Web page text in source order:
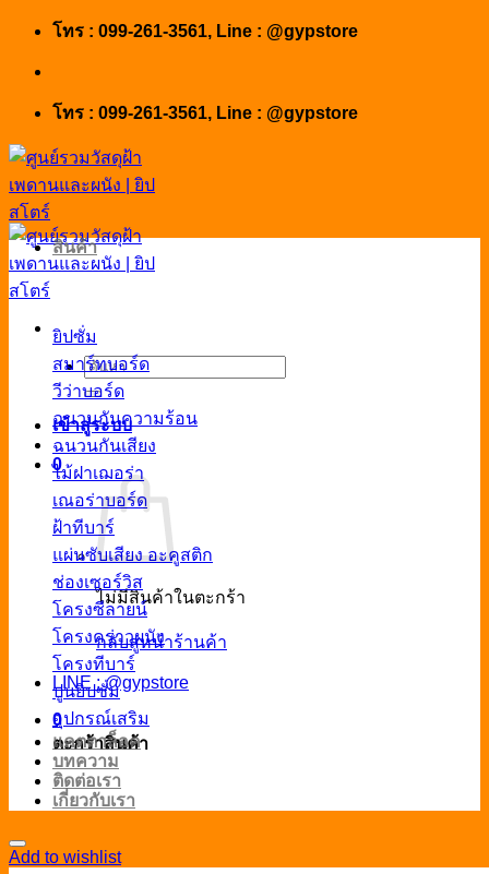
Skip
โทร : 099-261-3561, Line : @gypstore
โทร : 099-261-3561, Line : @gypstore
ค้นหา:
เข้าสู่ระบบ
0
ไม่มีสินค้าในตะกร้า
กลับสู่หน้าร้านค้า
LINE : @gypstore
0
ตะกร้าสินค้า
สินค้า
ยิปซั่ม
สมาร์ทบอร์ด
วีว่าบอร์ด
ฉนวนกันความร้อน
ฉนวนกันเสียง
ไม้ฝาเฌอร่า
เณอร่าบอร์ด
ฝ้าทีบาร์
แผ่นซับเสียง อะคูสติก
ช่องเซอร์วิส
โครงซีลายน์
โครงคร่าวผนัง
โครงทีบาร์
ปูนยิปซั่ม
อุปกรณ์เสริม
แคตตาล็อค
บทความ
ติดต่อเรา
เกี่ยวกับเรา
Add to wishlist